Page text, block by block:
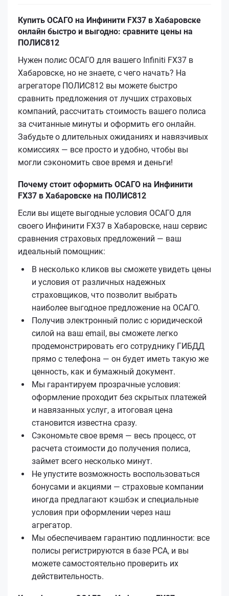
Купить ОСАГО на Инфинити FX37 в Хабаровске
онлайн быстро и выгодно: сравните цены на
ПОЛИС812
Нужен полис ОСАГО для вашего Infiniti FX37 в
Хабаровске, но не знаете, с чего начать? На
агрегаторе ПОЛИС812 вы можете быстро
сравнить предложения от лучших страховых
компаний, рассчитать стоимость вашего полиса
за считанные минуты и оформить его онлайн.
Забудьте о длительных ожиданиях и навязчивых
комиссиях — все просто и удобно, чтобы вы
могли сэкономить свое время и деньги!
Почему стоит оформить ОСАГО на Инфинити
FX37 в Хабаровске на ПОЛИС812
Если вы ищете выгодные условия ОСАГО для
своего Инфинити FX37 в Хабаровске, наш сервис
сравнения страховых предложений — ваш
идеальный помощник:
В несколько кликов вы сможете увидеть цены
и условия от различных надежных
страховщиков, что позволит выбрать
наиболее выгодное предложение на ОСАГО.
Получив электронный полис с юридической
силой на ваш email, вы сможете легко
продемонстрировать его сотруднику ГИБДД
прямо с телефона — он будет иметь такую же
ценность, как и бумажный документ.
Мы гарантируем прозрачные условия:
оформление проходит без скрытых платежей
и навязанных услуг, а итоговая цена
становится известна сразу.
Сэкономьте свое время — весь процесс, от
расчета стоимости до получения полиса,
займет всего несколько минут.
Не упустите возможность воспользоваться
бонусами и акциями — страховые компании
иногда предлагают кэшбэк и специальные
условия при оформлении через наш
агрегатор.
Мы обеспечиваем гарантию подлинности: все
полисы регистрируются в базе РСА, и вы
можете самостоятельно проверить их
действительность.